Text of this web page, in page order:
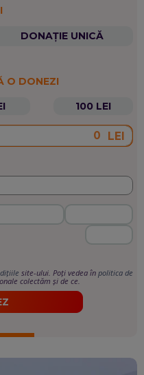
DONAȚIE UNICĂ
O DONEZI
100 LEI
LEI
site-ului. Poți vedea în politica de
colectăm și de ce.